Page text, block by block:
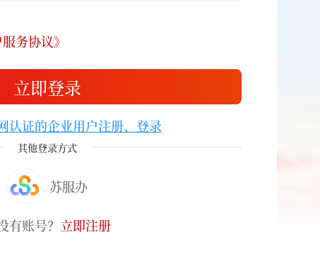
服务协议》
立即登录
认证的企业用户注册、登录
其他登录方式
苏服办
有账号？ 立即注册